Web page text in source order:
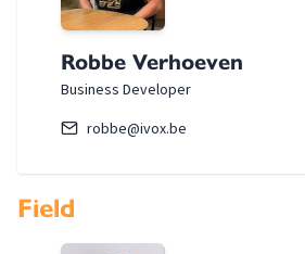
Robbe Verhoeven
Business Developer
robbe@ivox.be
Field